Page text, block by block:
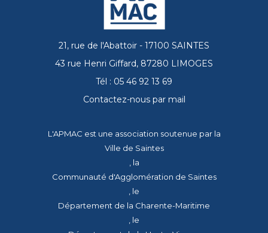
21, rue de l'Abattoir - 17100 SAINTES
43 rue Henri Giffard, 87280 LIMOGES
Tél : 05 46 92 13 69
Contactez-nous par mail
L'APMAC est une association soutenue par la
Ville de Saintes
, la
Communauté d'Agglomération de Saintes
, le
Département de la Charente-Maritime
, le